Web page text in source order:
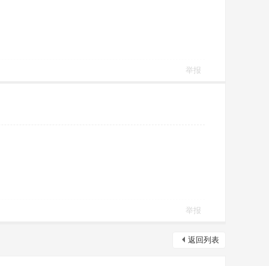
举报
举报
返回列表